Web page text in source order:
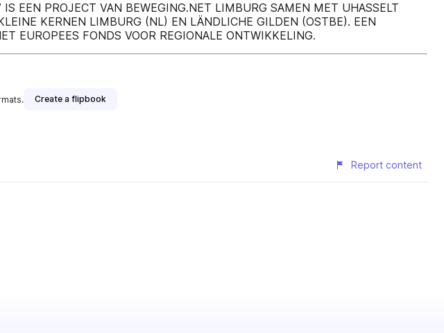
EEN PROJECT VAN BEWEGING.NET LIMBURG SAMEN MET UHASSELT
KERNEN LIMBURG (NL) EN LÄNDLICHE GILDEN (OSTBE). EEN
EUROPEES FONDS VOOR REGIONALE ONTWIKKELING.
Create a flipbook
Report content